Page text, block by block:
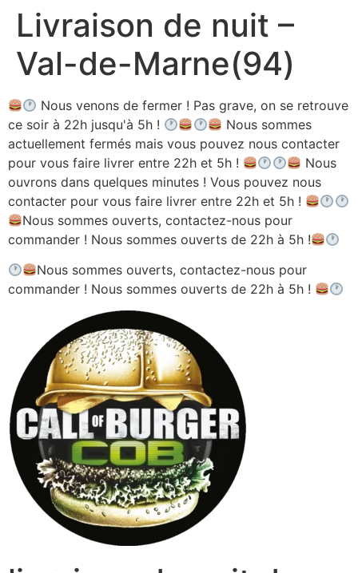
Aller
contenu
Livraison de nuit –
Val-de-Marne(94)
Nous venons de fermer ! Pas grave, on se retrouve
ce soir à 22h jusqu'à 5h !
Nous sommes
actuellement fermés mais vous pouvez nous contacter
pour vous faire livrer entre 22h et 5h !
Nous
ouvrons dans quelques minutes ! Vous pouvez nous
contacter pour vous faire livrer entre 22h et 5h !
Nous sommes ouverts, contactez-nous pour
commander ! Nous sommes ouverts de 22h à 5h !
Nous sommes ouverts, contactez-nous pour
commander ! Nous sommes ouverts de 22h à 5h !